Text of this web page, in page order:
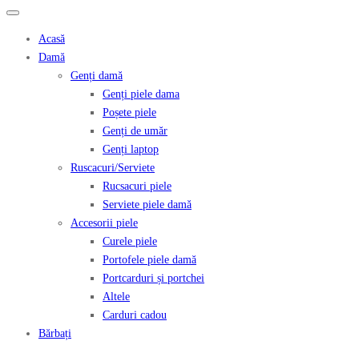
Acasă
Damă
Genți damă
Genți piele dama
Poșete piele
Genți de umăr
Genți laptop
Ruscacuri/Serviete
Rucsacuri piele
Serviete piele damă
Accesorii piele
Curele piele
Portofele piele damă
Portcarduri și portchei
Altele
Carduri cadou
Bărbați